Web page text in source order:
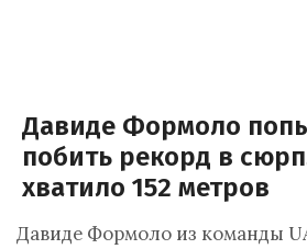
Давиде Формоло
побить рекорд в
хватило 152 метров
Давиде Формоло из команды